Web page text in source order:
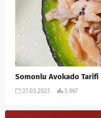
Somonlu Avokado Tarifi
27.03.2021 5.967